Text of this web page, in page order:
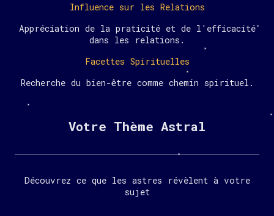
Influence sur les Relations
Appréciation de la praticité et de l'efficacité
dans les relations.
Facettes Spirituelles
Recherche du bien-être comme chemin spirituel.
Votre Thème Astral
Découvrez ce que les astres révèlent à votre
sujet